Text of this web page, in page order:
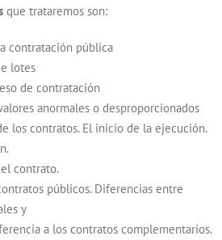
que trataremos son:
contratación pública
lotes
de contratación
anormales o desproporcionados
los contratos. El inicio de la ejecución.
contrato.
públicos. Diferencias entre
y
a los contratos complementarios.